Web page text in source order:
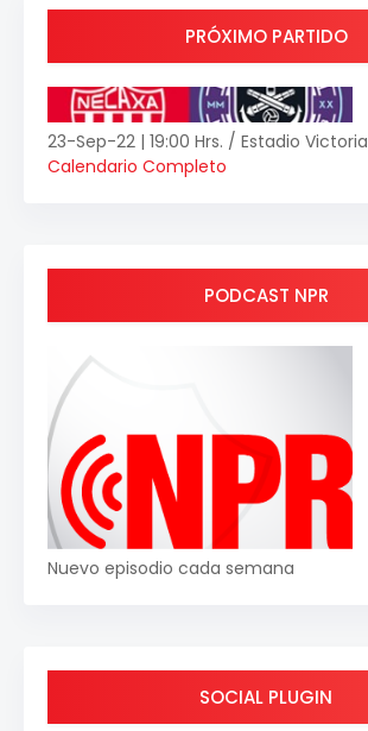
PRÓXIMO PARTIDO
23-Sep-22 | 19:00 Hrs. / Estadio Victoria
Calendario Completo
PODCAST NPR
Nuevo episodio cada semana
SOCIAL PLUGIN